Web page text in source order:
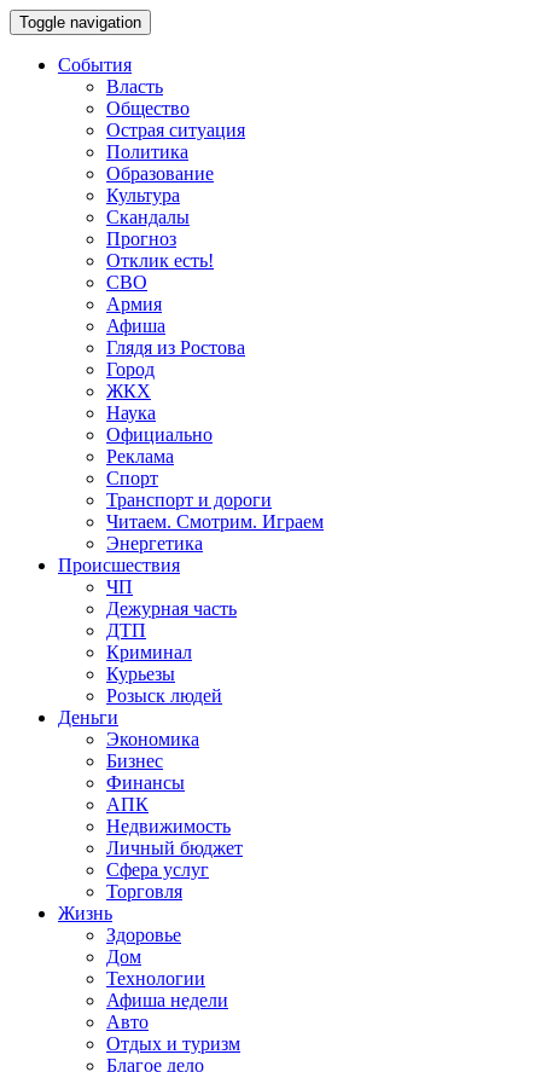
Toggle navigation
События
Власть
Общество
Острая ситуация
Политика
Образование
Культура
Скандалы
Прогноз
Отклик есть!
СВО
Армия
Афиша
Глядя из Ростова
Город
ЖКХ
Наука
Официально
Реклама
Спорт
Транспорт и дороги
Читаем. Смотрим. Играем
Энергетика
Происшествия
ЧП
Дежурная часть
ДТП
Криминал
Курьезы
Розыск людей
Деньги
Экономика
Бизнес
Финансы
АПК
Недвижимость
Личный бюджет
Сфера услуг
Торговля
Жизнь
Здоровье
Дом
Технологии
Афиша недели
Авто
Отдых и туризм
Благое дело